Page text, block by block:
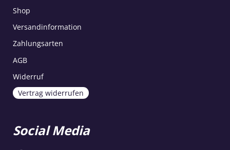
Shop
Versandinformation
Zahlungsarten
AGB
Widerruf
Vertrag widerrufen
Social Media